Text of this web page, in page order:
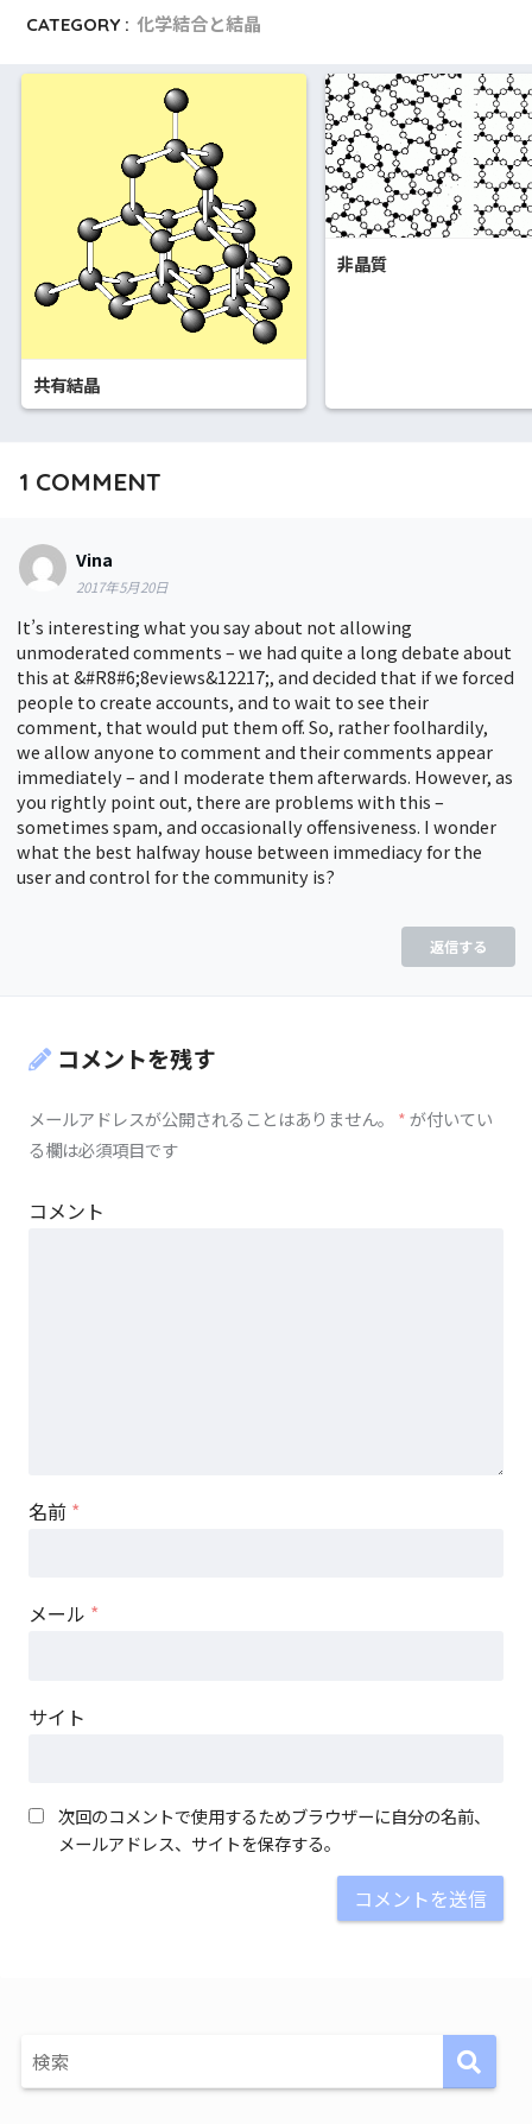
CATEGORY : 化学結合と結晶
共有結晶
非晶質
1 COMMENT
Vina
2017年5月20日
It’s interesting what you say about not allowing
unmoderated comments – we had quite a long debate about
this at &#R8#6;8eviews&12217;, and decided that if we forced
people to create accounts, and to wait to see their
comment, that would put them off. So, rather foolhardily,
we allow anyone to comment and their comments appear
immediately – and I moderate them afterwards. However, as
you rightly point out, there are problems with this –
sometimes spam, and occasionally offensiveness. I wonder
what the best halfway house between immediacy for the
user and control for the community is?
返信する
コメントを残す
メールアドレスが公開されることはありません。 *が付いてい
る欄は必須項目です
コメント
名前 *
メール *
サイト
次回のコメントで使用するためブラウザーに自分の名前、
メールアドレス、サイトを保存する。